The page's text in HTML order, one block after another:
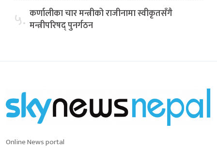
५. कर्णालीका चार मन्त्रीको राजीनामा स्वीकृतसँगै
मन्त्रीपरिषद् पुनर्गठन
Online News portal